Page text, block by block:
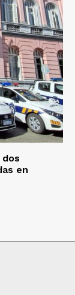
en